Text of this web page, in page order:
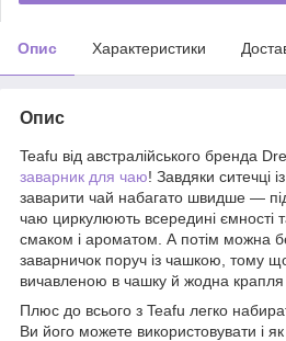
Опис Характеристики
Опис
Teafu від австралійського бренда
заварник для чаю! Завдяки ситечці
заварити чай набагато швидше —
чаю циркулюють всередині ємності
смаком і ароматом. А потім можна
заварничок поруч із чашкою, тому
вичавленою в чашку й жодна крапля
Плюс до всього з Teafu легко
Ви його можете використовувати і